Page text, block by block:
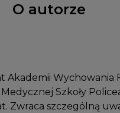
O autorze
Akademii
Szkoły
Zwraca szczególną